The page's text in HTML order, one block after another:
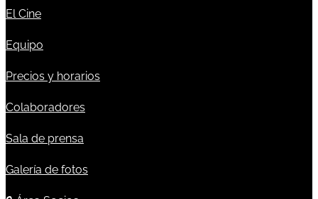
El Cine
Equipo
Precios y horarios
Colaboradores
Sala de prensa
Galería de fotos